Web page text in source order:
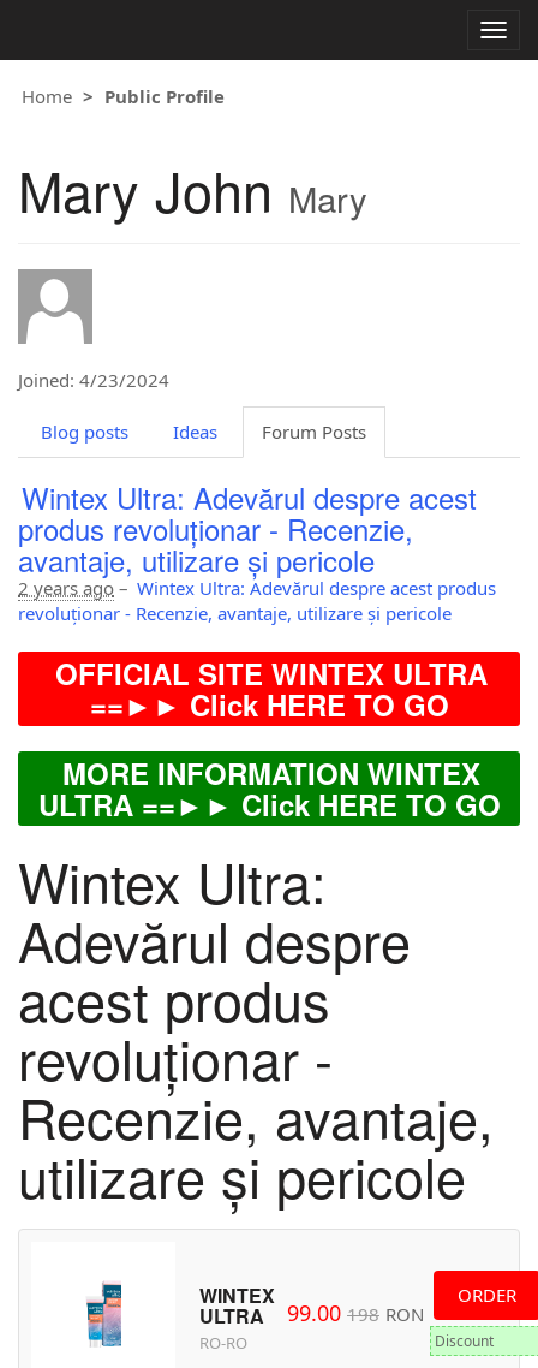
Home
Public Profile
Mary John Mary
Joined: 4/23/2024
Blog posts Ideas Forum Posts
Wintex Ultra: Adevărul despre acest
produs revoluționar - Recenzie,
avantaje, utilizare și pericole
2 years ago – Wintex Ultra: Adevărul despre acest produs
revoluționar - Recenzie, avantaje, utilizare și pericole
OFFICIAL SITE WINTEX ULTRA
==►► Click HERE TO GO
MORE INFORMATION WINTEX
ULTRA ==►► Click HERE TO GO
Wintex Ultra:
Adevărul despre
acest produs
revoluționar -
Recenzie, avantaje,
utilizare și pericole
WINTEX
ULTRA
RO-RO
99.00 198 RON
ORDER
Discount